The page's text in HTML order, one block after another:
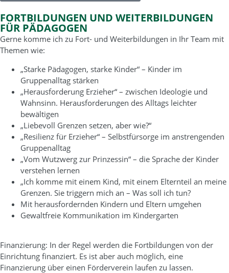
FORTBILDUNGEN UND WEITERBILDUNGEN
FÜR PÄDAGOGEN
Gerne komme ich zu Fort- und Weiterbildungen in Ihr Team mit
Themen wie:
„Starke Pädagogen, starke Kinder“ – Kinder im
Gruppenalltag stärken
„Herausforderung Erzieher“ – zwischen Ideologie und
Wahnsinn. Herausforderungen des Alltags leichter
bewältigen
„Liebevoll Grenzen setzen, aber wie?“
„Resilienz für Erzieher“ – Selbstfürsorge im anstrengenden
Gruppenalltag
„Vom Wutzwerg zur Prinzessin“ – die Sprache der Kinder
verstehen lernen
„Ich komme mit einem Kind, mit einem Elternteil an meine
Grenzen. Sie triggern mich an – Was soll ich tun?
Mit herausfordernden Kindern und Eltern umgehen
Gewaltfreie Kommunikation im Kindergarten
Finanzierung: In der Regel werden die Fortbildungen von der
Einrichtung finanziert. Es ist aber auch möglich, eine
Finanzierung über einen Förderverein laufen zu lassen.